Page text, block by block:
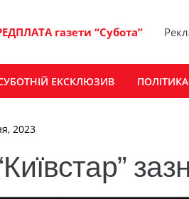
газети “Субота”
ЕКСКЛЮЗИВ ПОЛІТИКА
2023